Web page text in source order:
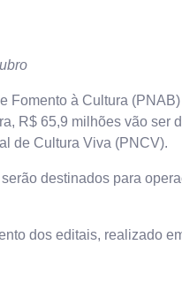
Fomento à Cultura
R$ 65,9 milhões vão ser
de Cultura Viva (PNCV).
destinados para
dos editais, realizado